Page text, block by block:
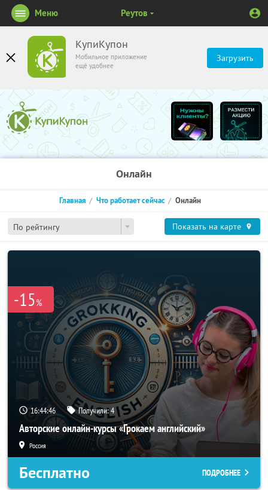
КупиКупон
Мобильное приложение
ещё удобнее
Загрузить
Меню Реутов
Онлайн
По рейтингу
Главная Что работает сейчас Онлайн
Показать на карте
-15%
16:44:46 Получили:4
Авторские онлайн-курсы «Грокаем английский»
Россия
Бесплатно ПОДРОБНЕЕ